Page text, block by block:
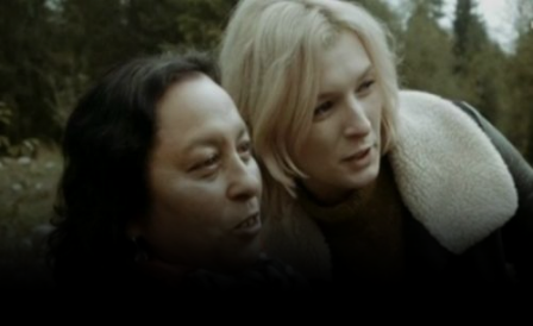
Szlakiem Kolberga